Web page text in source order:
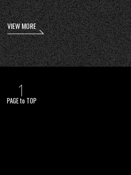
VIEW MORE
PAGE to TOP